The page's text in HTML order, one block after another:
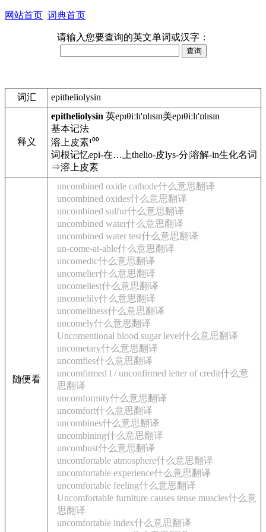
网站首页 词典首页
请输入您要查询的英文单词或汉字：
词汇 epitheliolysin
释义
epitheliolysin 英epɪθiːlɪ'ɒlɪsɪn美epɪθiːlɪ'ɒlɪsɪn
基本记法
溶上皮素¹⁰⁰
词根记忆epi-在…上thelio-皮lys-分|溶解-in生化名词
⇒溶上皮素
随便看
uncombined oxide cathode什么意思翻译
uncombined oxides什么意思翻译
uncombined sulfur什么意思翻译
uncombined water什么意思翻译
uncombined water test什么意思翻译
un-come-at-able什么意思翻译
uncomedic什么意思翻译
uncomelier什么意思翻译
uncomeliest什么意思翻译
uncomelily什么意思翻译
uncomeliness什么意思翻译
uncomely什么意思翻译
Uncomentional blood sugar level什么意思翻译
uncometary什么意思翻译
uncomfies什么意思翻译
uncomfirmed l / unconfirmed letter of credit什么意
思翻译
uncomformity什么意思翻译
uncomfort什么意思翻译
uncombines什么意思翻译
uncombining什么意思翻译
uncombust什么意思翻译
uncomfortable atmosphere什么意思翻译
uncomfortable experience什么意思翻译
uncomfortable feeling什么意思翻译
Uncomfortable furniture causes tense muscles什么意
思翻译
uncomfortable index什么意思翻译